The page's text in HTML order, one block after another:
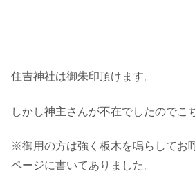
住吉神社は御朱印頂けます。
しかし神主さんが不在でしたのでこ
※御用の方は強く板木を鳴らしてお
ページに書いてありました。